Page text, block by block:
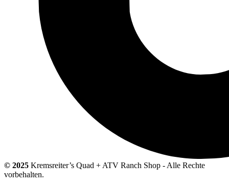
© 2025 Kremsreiter’s Quad + ATV Ranch Shop - Alle Rechte
vorbehalten.